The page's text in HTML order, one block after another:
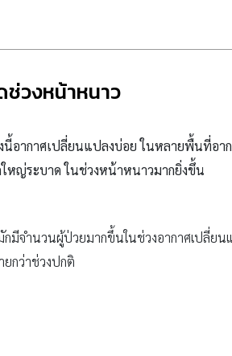
วงหน้าหนาว
อากาศเปลี่ยนแปลงบ่อย ในหลายพื้นที่อาก
หญ่ระบาด ในช่วงหน้าหนาวมากยิ่งขึ้น
กมีจำนวนผู้ป่วยมากขึ้นในช่วงอากาศเปลี่ยน
กว่าช่วงปกติ